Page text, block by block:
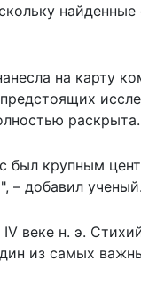
на карту
раскрыта.
был крупным
– добавил ученый.
веке н. э.
из самых